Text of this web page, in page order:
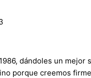
dándoles un
porque creemos